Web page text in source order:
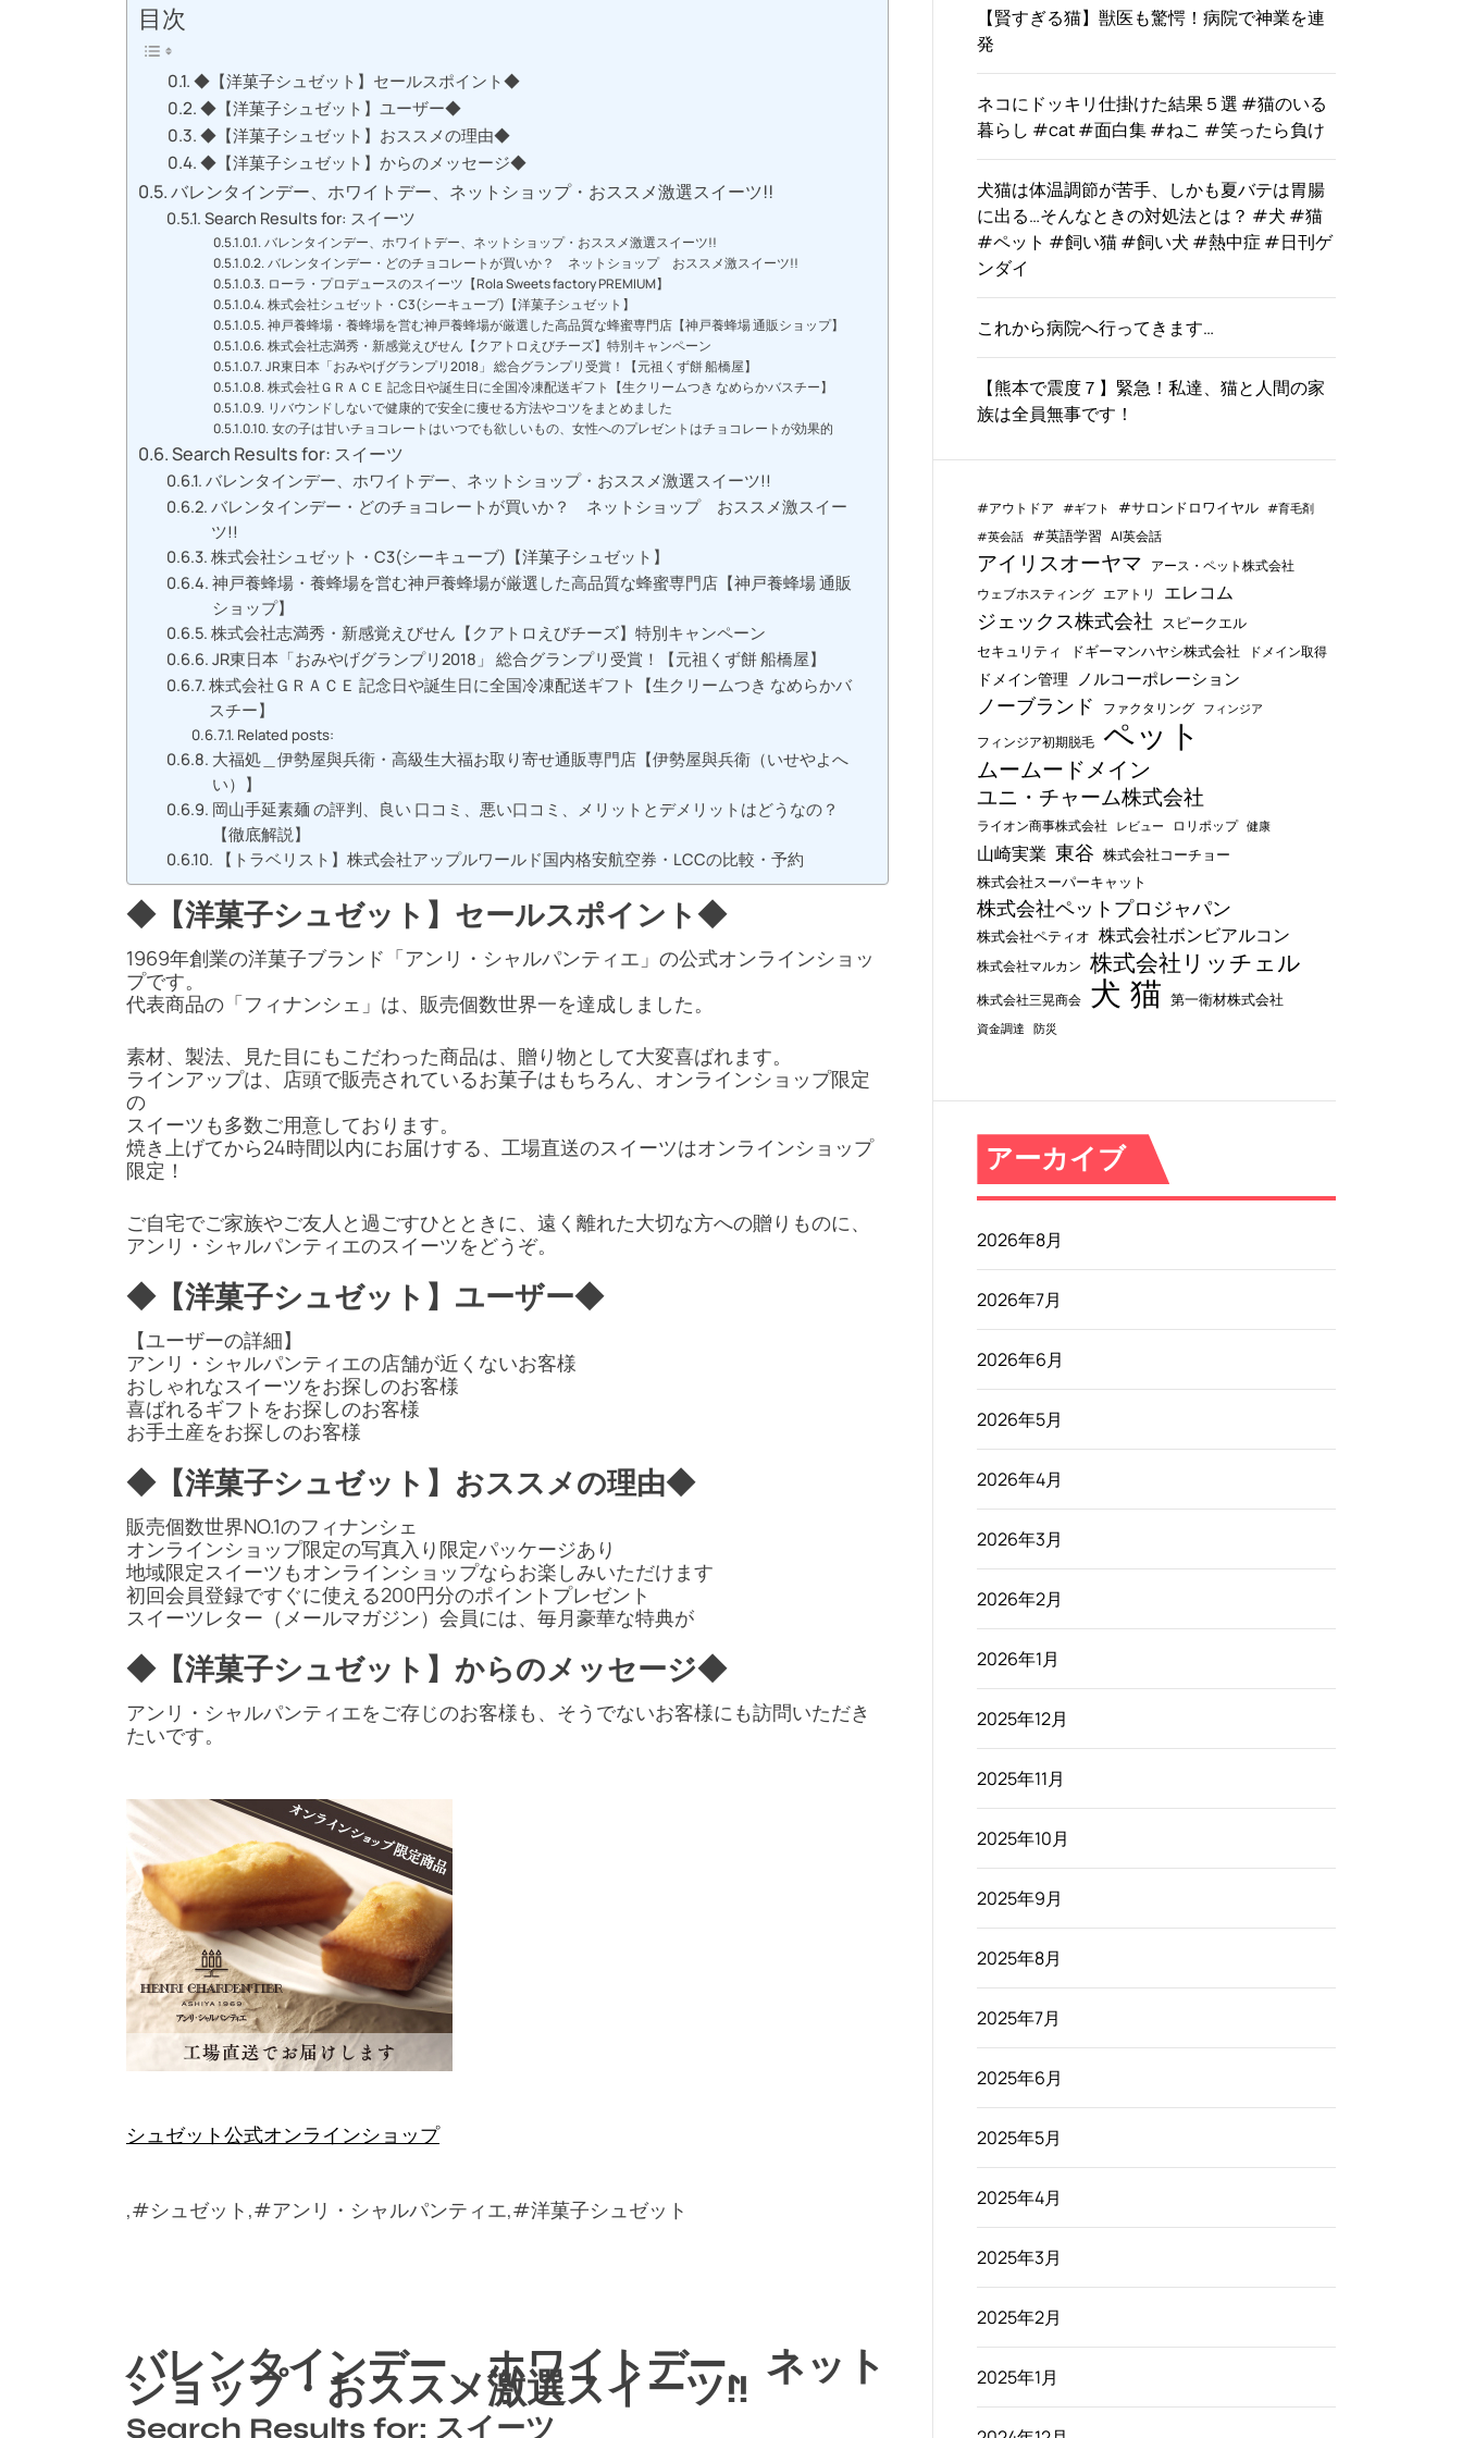
目次
◆【洋菓子シュゼット】セールスポイント◆
◆【洋菓子シュゼット】ユーザー◆
◆【洋菓子シュゼット】おススメの理由◆
◆【洋菓子シュゼット】からのメッセージ◆
バレンタインデー、ホワイトデー、ネットショップ・おススメ激選スイーツ!!
Search Results for: スイーツ
バレンタインデー、ホワイトデー、ネットショップ・おススメ激選スイーツ!!
バレンタインデー・どのチョコレートが買いか？ ネットショップ おススメ激スイーツ!!
ローラ・プロデュースのスイーツ【Rola Sweets factory PREMIUM】
株式会社シュゼット・C3(シーキューブ)【洋菓子シュゼット】
神戸養蜂場・養蜂場を営む神戸養蜂場が厳選した高品質な蜂蜜専門店【神戸養蜂場 通販ショップ】
株式会社志満秀・新感覚えびせん【クアトロえびチーズ】特別キャンペーン
JR東日本「おみやげグランプリ2018」 総合グランプリ受賞！【元祖くず餅 船橋屋】
株式会社ＧＲＡＣＥ 記念日や誕生日に全国冷凍配送ギフト【生クリームつき なめらかバスチー】
リバウンドしないで健康的で安全に痩せる方法やコツをまとめました
女の子は甘いチョコレートはいつでも欲しいもの、女性へのプレゼントはチョコレートが効果的
Search Results for: スイーツ
バレンタインデー、ホワイトデー、ネットショップ・おススメ激選スイーツ!!
バレンタインデー・どのチョコレートが買いか？ ネットショップ おススメ激スイー
ツ!!
株式会社シュゼット・C3(シーキューブ)【洋菓子シュゼット】
神戸養蜂場・養蜂場を営む神戸養蜂場が厳選した高品質な蜂蜜専門店【神戸養蜂場 通販
ショップ】
株式会社志満秀・新感覚えびせん【クアトロえびチーズ】特別キャンペーン
JR東日本「おみやげグランプリ2018」 総合グランプリ受賞！【元祖くず餅 船橋屋】
株式会社ＧＲＡＣＥ 記念日や誕生日に全国冷凍配送ギフト【生クリームつき なめらかバ
スチー】
Related posts:
大福処＿伊勢屋與兵衛・高級生大福お取り寄せ通販専門店【伊勢屋與兵衛（いせやよへ
い）】
岡山手延素麺 の評判、良い 口コミ、悪い口コミ、メリットとデメリットはどうなの？
【徹底解説】
【トラベリスト】株式会社アップルワールド国内格安航空券・LCCの比較・予約
◆【洋菓子シュゼット】セールスポイント◆
1969年創業の洋菓子ブランド「アンリ・シャルパンティエ」の公式オンラインショッ
プです。
代表商品の「フィナンシェ」は、販売個数世界一を達成しました。
素材、製法、見た目にもこだわった商品は、贈り物として大変喜ばれます。
ラインアップは、店頭で販売されているお菓子はもちろん、オンラインショップ限定
の
スイーツも多数ご用意しております。
焼き上げてから24時間以内にお届けする、工場直送のスイーツはオンラインショップ
限定！
ご自宅でご家族やご友人と過ごすひとときに、遠く離れた大切な方への贈りものに、
アンリ・シャルパンティエのスイーツをどうぞ。
◆【洋菓子シュゼット】ユーザー◆
【ユーザーの詳細】
アンリ・シャルパンティエの店舗が近くないお客様
おしゃれなスイーツをお探しのお客様
喜ばれるギフトをお探しのお客様
お手土産をお探しのお客様
◆【洋菓子シュゼット】おススメの理由◆
販売個数世界NO.1のフィナンシェ
オンラインショップ限定の写真入り限定パッケージあり
地域限定スイーツもオンラインショップならお楽しみいただけます
初回会員登録ですぐに使える200円分のポイントプレゼント
スイーツレター（メールマガジン）会員には、毎月豪華な特典が
◆【洋菓子シュゼット】からのメッセージ◆
アンリ・シャルパンティエをご存じのお客様も、そうでないお客様にも訪問いただき
たいです。
シュゼット公式オンラインショップ
,#シュゼット,#アンリ・シャルパンティエ,#洋菓子シュゼット
バレンタインデー、ホワイトデー、ネット
ショップ・おススメ激選スイーツ!!
Search Results for: スイーツ
【賢すぎる猫】獣医も驚愕！病院で神業を連
発
ネコにドッキリ仕掛けた結果５選 #猫のいる
暮らし #cat #面白集 #ねこ #笑ったら負け
犬猫は体温調節が苦手、しかも夏バテは胃腸
に出る…そんなときの対処法とは？ #犬 #猫
#ペット #飼い猫 #飼い犬 #熱中症 #日刊ゲ
ンダイ
これから病院へ行ってきます…
【熊本で震度７】緊急！私達、猫と人間の家
族は全員無事です！
#アウトドア #ギフト #サロンドロワイヤル #育毛剤
#英会話 #英語学習 AI英会話
アイリスオーヤマ アース・ペット株式会社
ウェブホスティング エアトリ エレコム
ジェックス株式会社 スピークエル
セキュリティ ドギーマンハヤシ株式会社 ドメイン取得
ドメイン管理 ノルコーポレーション
ノーブランド ファクタリング フィンジア
フィンジア初期脱毛 ペット
ムームードメイン
ユニ・チャーム株式会社
ライオン商事株式会社 レビュー ロリポップ 健康
山崎実業 東谷 株式会社コーチョー
株式会社スーパーキャット
株式会社ペットプロジャパン
株式会社ペティオ 株式会社ボンビアルコン
株式会社マルカン 株式会社リッチェル
株式会社三晃商会 犬 猫 第一衛材株式会社
資金調達 防災
アーカイブ
2026年8月
2026年7月
2026年6月
2026年5月
2026年4月
2026年3月
2026年2月
2026年1月
2025年12月
2025年11月
2025年10月
2025年9月
2025年8月
2025年7月
2025年6月
2025年5月
2025年4月
2025年3月
2025年2月
2025年1月